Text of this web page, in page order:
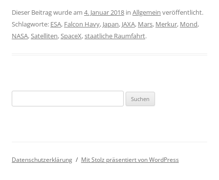
Dieser Beitrag wurde am 4. Januar 2018 in Allgemein veröffentlicht.
Schlagworte: ESA, Falcon Havy, Japan, JAXA, Mars, Merkur, Mond,
NASA,Satelliten,SpaceX,staatliche Raumfahrt.
nach:
Datenschutzerklärung Mit Stolz präsentiert von WordPress